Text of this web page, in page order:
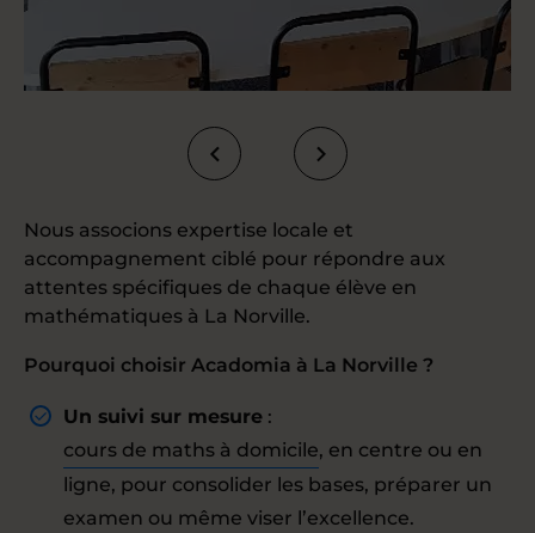
Nous associons expertise locale et
accompagnement ciblé pour répondre aux
attentes spécifiques de chaque élève en
mathématiques à La Norville.
Pourquoi choisir Acadomia à La Norville ?
Un suivi sur mesure :
cours de maths à domicile, en centre ou en
ligne, pour consolider les bases, préparer un
examen ou même viser l’excellence.